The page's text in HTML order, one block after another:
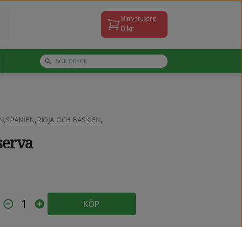
Min varukorg
0kr
,SPANIEN,RIOJA OCH BASKIEN,
1 KÖP